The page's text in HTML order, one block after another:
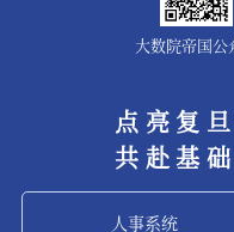
大数院帝国公
点亮复
共赴基
人事系统